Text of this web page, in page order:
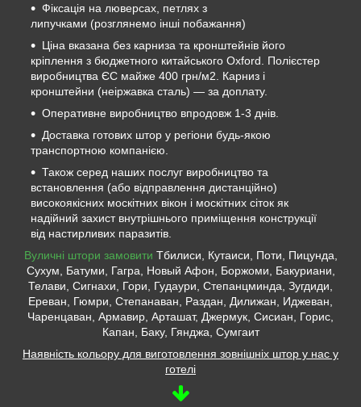
Фіксація на люверсах, петлях з
липучками (розглянемо інші побажання)
Ціна вказана без карниза та кронштейнів його
кріплення з бюджетного китайського Oxford. Полієстер
виробництва ЄС майже 400 грн/м2. Карниз і
кронштейни (неіржавка сталь) — за доплату.
Оперативне виробництво впродовж 1-3 днів.
Доставка готових штор у регіони будь-якою
транспортною компанією.
Також серед наших послуг виробництво та
встановлення (або відправлення дистанційно)
високоякісних москітних вікон і москітних сіток як
надійний захист внутрішнього приміщення конструкції
від настирливих паразитів.
Вуличні штори замовити Тбилиси, Кутаиси, Поти, Пицунда,
Сухум, Батуми, Гагра, Новый Афон, Боржоми, Бакуриани,
Телави, Сигнахи, Гори, Гудаури, Степанцминда, Зугдиди,
Ереван, Гюмри, Степанаван, Раздан, Дилижан, Иджеван,
Чаренцаван, Армавир, Арташат, Джермук, Сисиан, Горис,
Капан, Баку, Гянджа, Сумгаит
Наявність кольору для виготовлення зовнішніх штор у нас у
готелі